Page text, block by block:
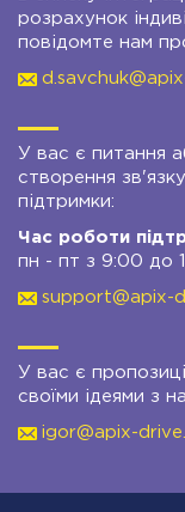
розрахунок
повідомте нам
У вас є питання
створення
підтримки:
Час роботи
пн - пт з 9:00 до
support@apix-
У вас є
своїми ідеями з
igor@apix-